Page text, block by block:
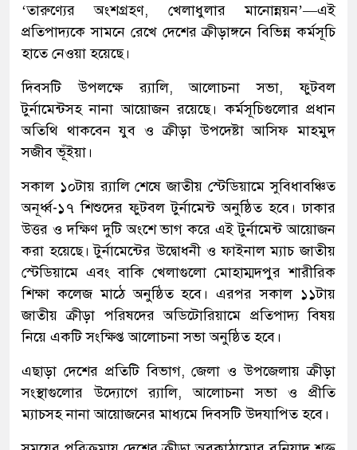
‘তারুণ্যের অংশগ্রহণ, খেলাধুলার মানোন্নয়ন’—এই
প্রতিপাদ্যকে সামনে রেখে দেশের ক্রীড়াঙ্গনে বিভিন্ন কর্মসূচি
হাতে নেওয়া হয়েছে।
দিবসটি উপলক্ষে র‌্যালি, আলোচনা সভা, ফুটবল
টুর্নামেন্টসহ নানা আয়োজন রয়েছে। কর্মসূচিগুলোর প্রধান
অতিথি থাকবেন যুব ও ক্রীড়া উপদেষ্টা আসিফ মাহমুদ
সজীব ভূঁইয়া।
সকাল ১০টায় র‌্যালি শেষে জাতীয় স্টেডিয়ামে সুবিধাবঞ্চিত
অনূর্ধ্ব-১৭ শিশুদের ফুটবল টুর্নামেন্ট অনুষ্ঠিত হবে। ঢাকার
উত্তর ও দক্ষিণ দুটি অংশে ভাগ করে এই টুর্নামেন্ট আয়োজন
করা হয়েছে। টুর্নামেন্টের উদ্বোধনী ও ফাইনাল ম্যাচ জাতীয়
স্টেডিয়ামে এবং বাকি খেলাগুলো মোহাম্মদপুর শারীরিক
শিক্ষা কলেজ মাঠে অনুষ্ঠিত হবে। এরপর সকাল ১১টায়
জাতীয় ক্রীড়া পরিষদের অডিটোরিয়ামে প্রতিপাদ্য বিষয়
নিয়ে একটি সংক্ষিপ্ত আলোচনা সভা অনুষ্ঠিত হবে।
এছাড়া দেশের প্রতিটি বিভাগ, জেলা ও উপজেলায় ক্রীড়া
সংস্থাগুলোর উদ্যোগে র‌্যালি, আলোচনা সভা ও প্রীতি
ম্যাচসহ নানা আয়োজনের মাধ্যমে দিবসটি উদযাপিত হবে।